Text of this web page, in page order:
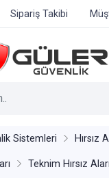
Sipariş Takibi
Sistemleri Hırsız
Teknim Hırsız